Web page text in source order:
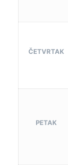
ČETVRTAK
PETAK